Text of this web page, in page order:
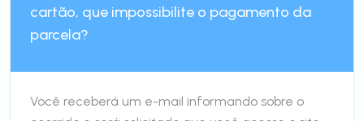
cartão, que impossibilite o pagamento da
parcela?
Você receberá um e-mail informando sobre o